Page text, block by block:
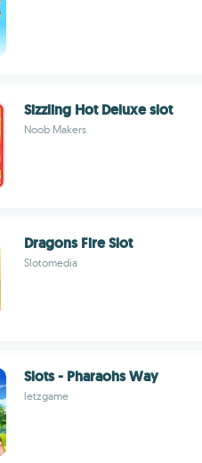
Sizzling Hot Deluxe slot
Noob Makers
Dragons Fire Slot
Slotomedia
Slots - Pharaohs Way
letzgame